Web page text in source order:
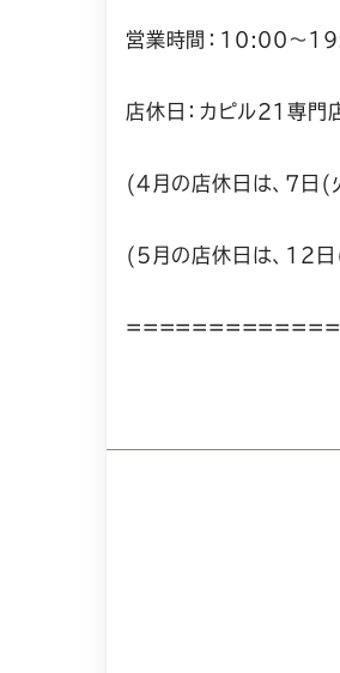
営業時間：10:00～
店休日：カピル21専門
(4月の店休日は、7日
(5月の店休日は、12